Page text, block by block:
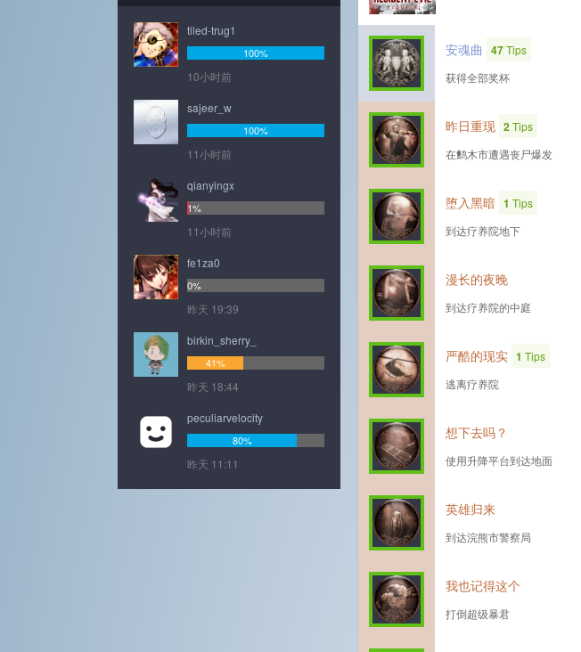
安魂曲 47Tips
获得全部奖杯
昨日重现 2Tips
在鹪木市遭遇丧尸爆发
堕入黑暗 1 Tips
到达疗养院地下
漫长的夜晚
到达疗养院的中庭
严酷的现实 1 Tips
逃离疗养院
想下去吗？
使用升降平台到达地面
英雄归来
到达浣熊市警察局
我也记得这个
打倒超级暴君
tiled-trug1
100%
10小时前
sajeer_w
100%
11小时前
qianyingx
1%
11小时前
fe1za0
0%
昨天 19:39
birkin_sherry_
41%
昨天 18:44
peculiarvelocity
80%
昨天 11:11